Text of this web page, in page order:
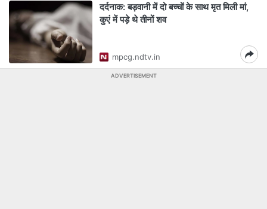
दर्दनाक: बड़वानी में दो बच्चों के साथ मृत मिली मां,
कुएं में पड़े थे तीनों शव
mpcg.ndtv.in
ADVERTISEMENT